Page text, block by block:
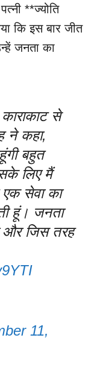
**ज्योति
कि इस बार जीत
जनता का
से
ने कहा,
बहुत
लिए मैं
सेवा का
हूं। जनता
और जिस तरह
11,